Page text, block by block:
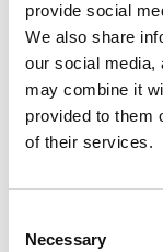
provide social
We also share
our social media,
may combine it
provided to them
of their services.
Selection
Necessary
Como o nosso
também são
compartilhamos,
sua formação
graduação,